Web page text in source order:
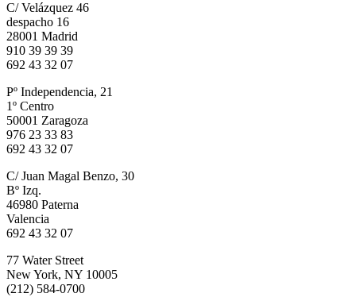
C/ Velázquez 46
despacho 16
28001 Madrid
910 39 39 39
692 43 32 07
Pº Independencia, 21
1º Centro
50001 Zaragoza
976 23 33 83
692 43 32 07
C/ Juan Magal Benzo, 30
Bº Izq.
46980 Paterna
Valencia
692 43 32 07
77 Water Street
New York, NY 10005
(212) 584-0700